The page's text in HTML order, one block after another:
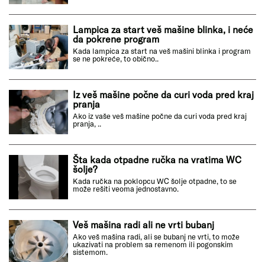
Lampica za start veš mašine blinka, i neće
da pokrene program
Kada lampica za start na veš mašini blinka i program
se ne pokreće, to obično..
Iz veš mašine počne da curi voda pred kraj
pranja
Ako iz vaše veš mašine počne da curi voda pred kraj
pranja, ..
Šta kada otpadne ručka na vratima WC
šolje?
Kada ručka na poklopcu WC šolje otpadne, to se
može rešiti veoma jednostavno.
Veš mašina radi ali ne vrti bubanj
Ako veš mašina radi, ali se bubanj ne vrti, to može
ukazivati na problem sa remenom ili pogonskim
sistemom.